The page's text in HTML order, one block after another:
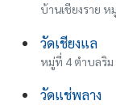
บ้านเชียงราย ห
วัดเชียงแล
หมู่ที่ 4 ตำบลริม
วัดแช่พลาง